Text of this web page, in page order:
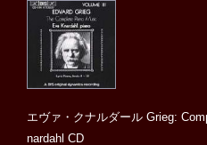
エヴァ・クナルダール Grieg:
nardahl CD